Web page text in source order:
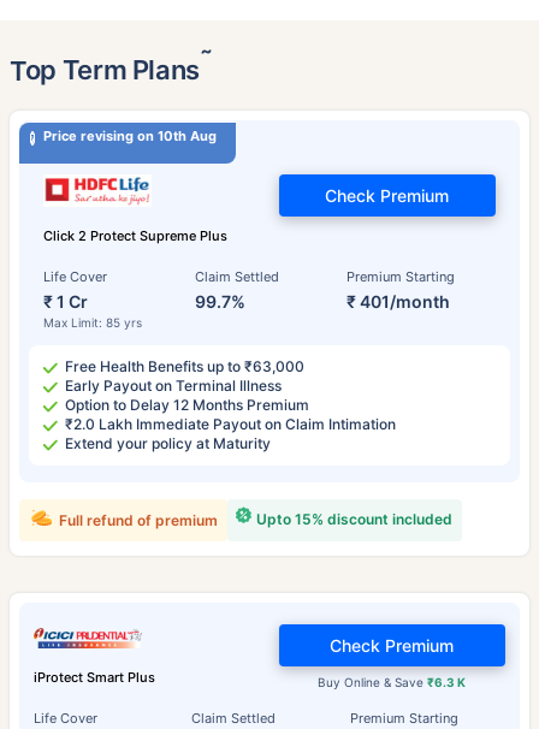
Top Term Plans˜
Price revising on 10th Aug
Click 2 Protect Supreme Plus
Life Cover
₹ 1 Cr
Max Limit: 85 yrs
Claim Settled
99.7%
Premium Starting
₹ 401/month
Check Premium
Free Health Benefits up to ₹63,000
Early Payout on Terminal Illness
Option to Delay 12 Months Premium
₹2.0 Lakh Immediate Payout on Claim Intimation
Extend your policy at Maturity
Upto 15% discount included
Full refund of premium
iProtect Smart Plus
Life Cover Claim Settled Premium Starting
Buy Online & Save₹6.3 K
Check Premium